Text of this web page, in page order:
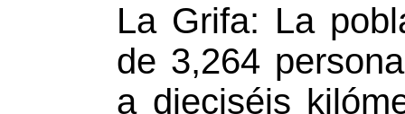
La Grifa: La
de 3,264
a dieciséis